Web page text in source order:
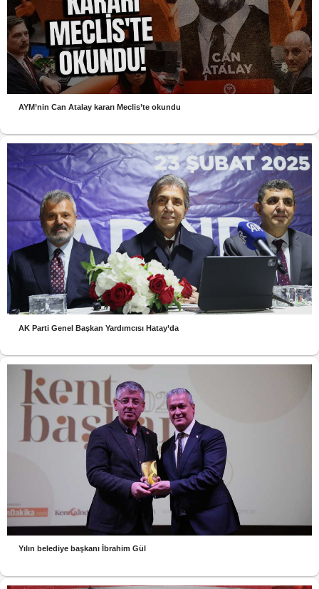
AYM’nin Can Atalay kararı Meclis’te okundu
AK Parti Genel Başkan Yardımcısı Hatay’da
Yılın belediye başkanı İbrahim Gül